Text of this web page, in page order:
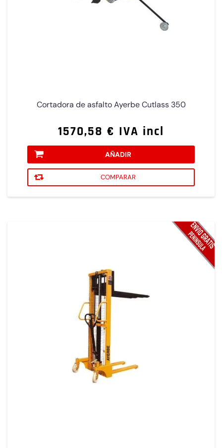
Cortadora de asfalto Ayerbe Cutlass 350
1570,58 € IVA incl
AÑADIR
COMPARAR